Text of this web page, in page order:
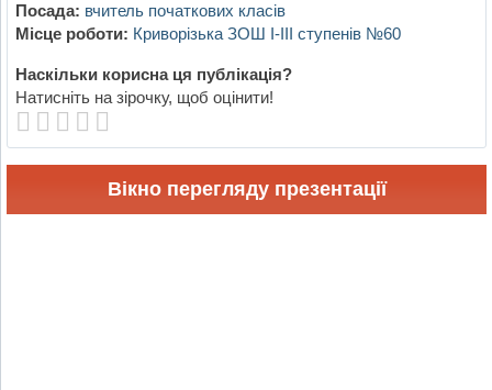
Посада: вчитель початкових класів
Місце роботи: Криворізька ЗОШ І-ІІІ ступенів №60
Наскільки корисна ця публікація?
Натисніть на зірочку, щоб оцінити!
Вікно перегляду презентації